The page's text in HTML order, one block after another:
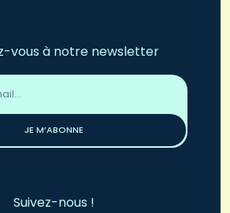
vous à notre newsletter
JE M’ABONNE
Suivez-nous !